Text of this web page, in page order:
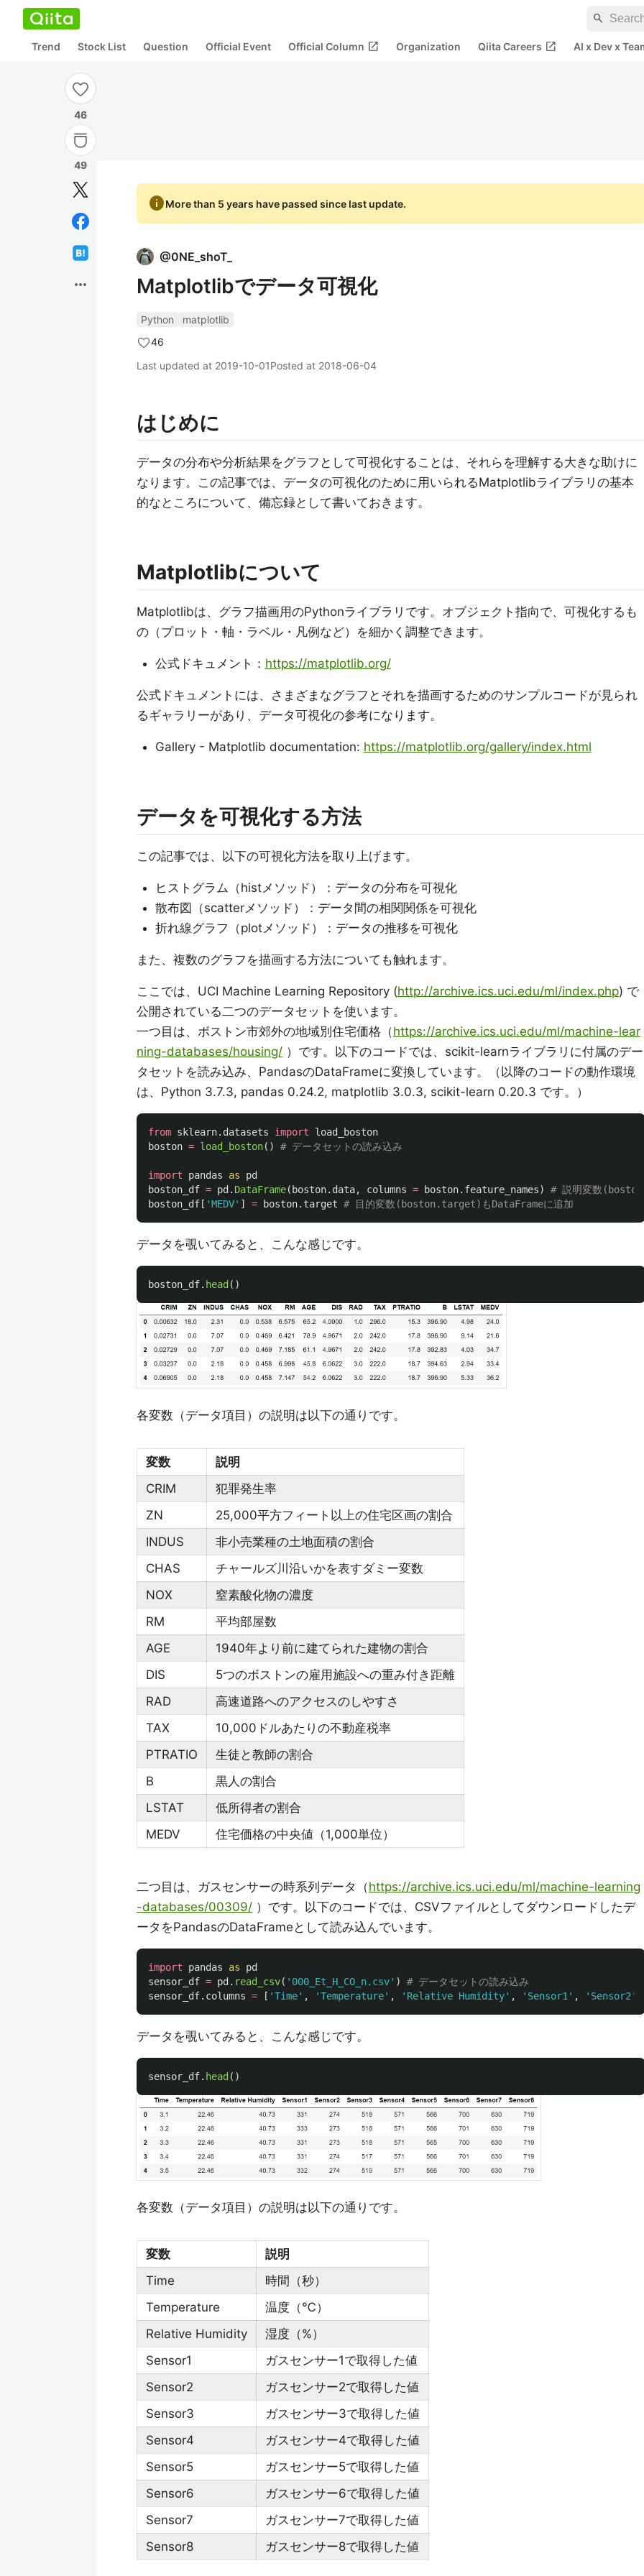
search
Trend Stock List Question Official Event Official Column open_in_new Organization Qiita Careers open_in_new AI x Dev x
46
49
more_horiz
infoMore than 5 years have passed since last update.
@0NE_shoT_
Matplotlibでデータ可視化
Python
matplotlib
46
Last updated at 2019-10-01Posted at 2018-06-04
はじめに
データの分布や分析結果をグラフとして可視化することは、それらを理解する大きな助けに
なります。この記事では、データの可視化のために用いられるMatplotlibライブラリの基本
的なところについて、備忘録として書いておきます。
Matplotlibについて
Matplotlibは、グラフ描画用のPythonライブラリです。オブジェクト指向で、可視化するも
の（プロット・軸・ラベル・凡例など）を細かく調整できます。
公式ドキュメント： https://matplotlib.org/
公式ドキュメントには、さまざまなグラフとそれを描画するためのサンプルコードが見られ
るギャラリーがあり、データ可視化の参考になります。
Gallery - Matplotlib documentation: https://matplotlib.org/gallery/index.html
データを可視化する方法
この記事では、以下の可視化方法を取り上げます。
ヒストグラム（histメソッド）：データの分布を可視化
散布図（scatterメソッド）：データ間の相関関係を可視化
折れ線グラフ（plotメソッド）：データの推移を可視化
また、複数のグラフを描画する方法についても触れます。
ここでは、UCI Machine Learning Repository (http://archive.ics.uci.edu/ml/index.php) で
公開されている二つのデータセットを使います。
一つ目は、ボストン市郊外の地域別住宅価格（https://archive.ics.uci.edu/ml/machine-lear
ning-databases/housing/ ）です。以下のコードでは、scikit-learnライブラリに付属のデー
タセットを読み込み、PandasのDataFrameに変換しています。（以降のコードの動作環境
は、Python 3.7.3, pandas 0.24.2, matplotlib 3.0.3, scikit-learn 0.20.3 です。）
from sklearn.datasets import
load_boston
boston = load_boston()
import pandas as
pd
boston_df = pd . DataFrame( boston. data, columns = boston. feature_names)
boston_df [ 'MEDV' ] = boston. target
データを覗いてみると、こんな感じです。
boston_df. head ()
各変数（データ項目）の説明は以下の通りです。
変数
説明
CRIM
犯罪発生率
ZN
25,000平方フィート以上の住宅区画の割合
INDUS
非小売業種の土地面積の割合
CHAS
チャールズ川沿いかを表すダミー変数
NOX
窒素酸化物の濃度
RM
平均部屋数
AGE
1940年より前に建てられた建物の割合
DIS
5つのボストンの雇用施設への重み付き距離
RAD
高速道路へのアクセスのしやすさ
TAX
10,000ドルあたりの不動産税率
PTRATIO
生徒と教師の割合
B
黒人の割合
LSTAT
低所得者の割合
MEDV
住宅価格の中央値（1,000単位）
二つ目は、ガスセンサーの時系列データ（https://archive.ics.uci.edu/ml/machine-learning
-databases/00309/ ）です。以下のコードでは、CSVファイルとしてダウンロードしたデ
ータをPandasのDataFrameとして読み込んでいます。
import pandas as
pd
sensor_df = pd . read_csv( ' 000_Et_H_CO_n.csv' )
sensor_df. columns = [ 'Time' , 'Temperature' , ' Relative Humidity' , ' Sensor1 ' , ' Sensor2 '
データを覗いてみると、こんな感じです。
sensor_df. head ()
各変数（データ項目）の説明は以下の通りです。
変数
説明
Time
時間（秒）
Temperature
温度（℃）
Relative Humidity
湿度（%）
Sensor1
ガスセンサー1で取得した値
Sensor2
ガスセンサー2で取得した値
Sensor3
ガスセンサー3で取得した値
Sensor4
ガスセンサー4で取得した値
Sensor5
ガスセンサー5で取得した値
Sensor6
ガスセンサー6で取得した値
Sensor7
ガスセンサー7で取得した値
Sensor8
ガスセンサー8で取得した値